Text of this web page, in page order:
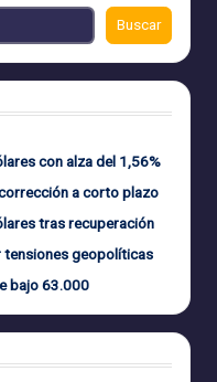
Buscar
con alza del 1,56%
a corto plazo
tras recuperación
tensiones geopolíticas
bajo 63.000